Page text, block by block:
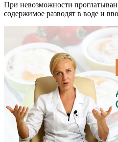
При невозможности
содержимое разводят в воде и